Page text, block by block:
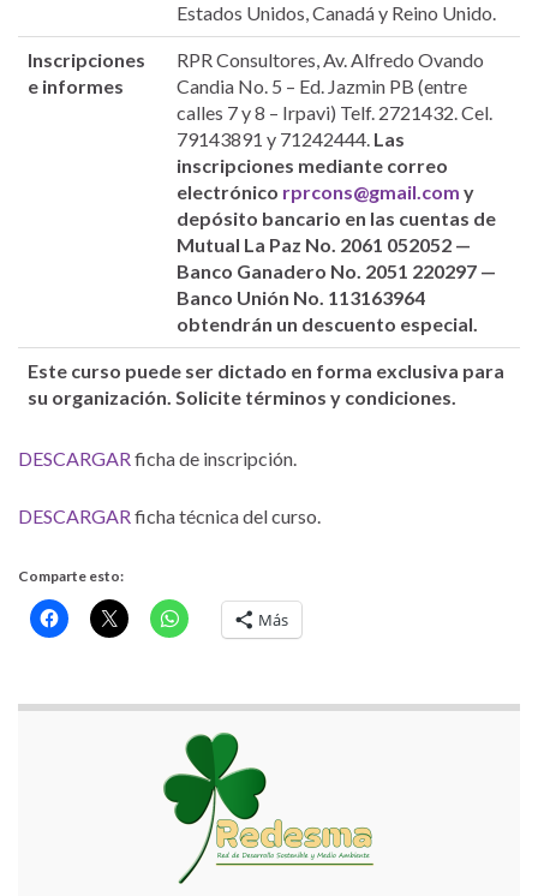
Estados Unidos, Canadá y Reino Unido.
Inscripciones
e informes
RPR Consultores, Av. Alfredo Ovando
Candia No. 5 – Ed. Jazmin PB (entre
calles 7 y 8 – Irpavi) Telf. 2721432. Cel.
79143891 y 71242444. Las
inscripciones mediante correo
electrónico rprcons@gmail.com y
depósito bancario en las cuentas de
Mutual La Paz No. 2061 052052 —
Banco Ganadero No. 2051 220297 —
Banco Unión No. 113163964
obtendrán un descuento especial.
Este curso puede ser dictado en forma exclusiva para
su organización. Solicite términos y condiciones.
DESCARGARficha de inscripción.
DESCARGARficha técnica del curso.
Comparte esto:
Más